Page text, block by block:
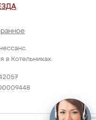
в Котельниках.